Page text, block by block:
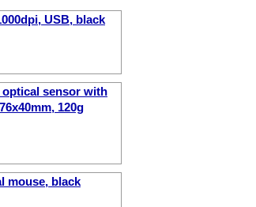
USB, black
sensor with
120g
mouse, black